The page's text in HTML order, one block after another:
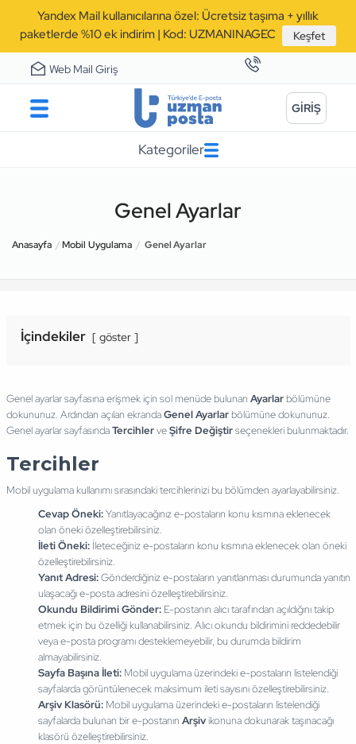
Yandex Mail kullanıcılarına özel: Ücretsiz taşıma + yıllık
paketlerde %10 ek indirim | Kod: UZMANINAGEC
Keşfet
Web Mail Giriş
GİRİŞ
Kategoriler
Genel Ayarlar
Anasayfa Mobil Uygulama Genel Ayarlar
İçindekiler göster
Genel ayarlar sayfasına erişmek için sol menüde bulunan Ayarlarbölümüne
dokununuz. Ardından açılan ekrandaGenel Ayarlar bölümüne dokununuz.
Genel ayarlar sayfasındaTercihlerveŞifre Değiştirseçenekleri bulunmaktadır.
Tercihler
Mobil uygulama kullanımı sırasındaki tercihlerinizi bu bölümden ayarlayabilirsiniz.
Cevap Öneki:Yanıtlayacağınız e-postaların konu kısmına eklenecek
olan öneki özelleştirebilirsiniz.
İleti Öneki:İleteceğiniz e-postaların konu kısmına eklenecek olan öneki
özelleştirebilirsiniz.
Yanıt Adresi:Gönderdiğiniz e-postaların yanıtlanması durumunda yanıtın
ulaşacağı e-posta adresini özelleştirebilirsiniz.
Okundu Bildirimi Gönder:E-postanın alıcı tarafından açıldığını takip
etmek için bu özelliği kullanabilirsiniz. Alıcı okundu bildirimini reddedebilir
veya e-posta programı desteklemeyebilir, bu durumda bildirim
almayabilirsiniz.
Sayfa Başına İleti:Mobil uygulama üzerindeki e-postaların listelendiği
sayfalarda görüntülenecek maksimum ileti sayısını özelleştirebilirsiniz.
Arşiv Klasörü:Mobil uygulama üzerindeki e-postaların listelendiği
sayfalarda bulunan bir e-postanın Arşivikonuna dokunarak taşınacağı
klasörü özelleştirebilirsiniz.